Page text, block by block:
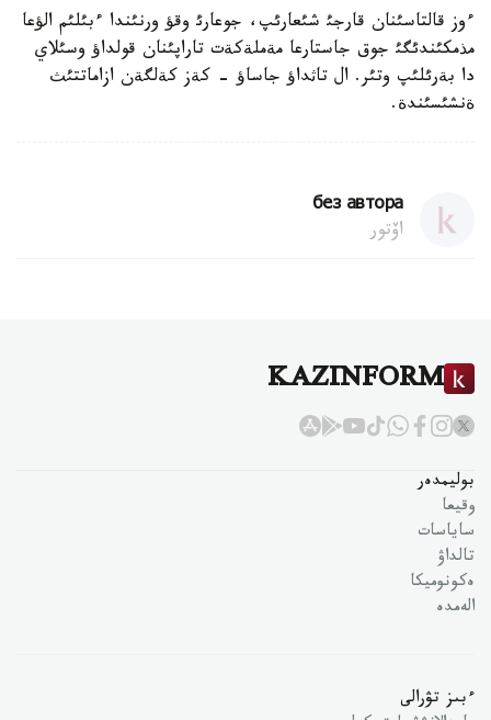
ءوز قالتاسئنان قارجئ شئعارئپ، جوعارئ وقؤ ورنئندا ءبئلئم الؤعا
مذمكئندئگئ جوق جاستارعا مةملةكةت تاراپئنان قولداؤ وسئلاي
دا بةرئلئپ وتئر. ال تاثداؤ جاساؤ - كةز كةلگةن ازاماتتئث
ةنشئسئندة.
без автора
اۆتور
KAZINFORM
بوليمدەر
وقيعا
ساياسات
تالداۋ
ەكونوميكا
الەمدە
ءبىز تۋرالى